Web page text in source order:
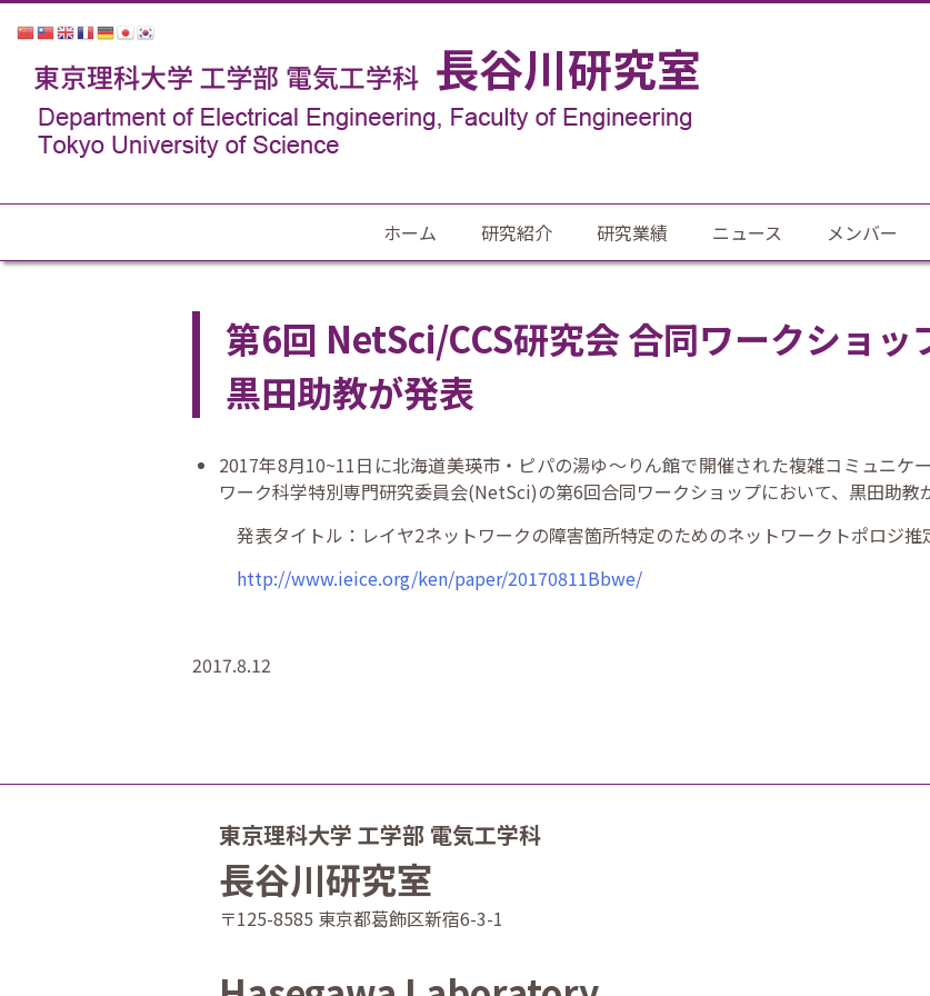
ホーム 研究紹介 研究業績 ニュース メンバー
第6回 NetSci/CCS研究会 合同ワークショッ
黒田助教が発表
2017年8月10~11日に北海道美瑛市・ピパの湯ゆ～りん館で開催された複雑コミュニケ
ワーク科学特別専門研究委員会(NetSci)の第6回合同ワークショップにおいて、黒田助教
発表タイトル：レイヤ2ネットワークの障害箇所特定のためのネットワークトポロジ推
http://www.ieice.org/ken/paper/20170811Bbwe/
2017.8.12
東京理科大学 工学部 電気工学科
長谷川研究室
〒125-8585 東京都葛飾区新宿6-3-1